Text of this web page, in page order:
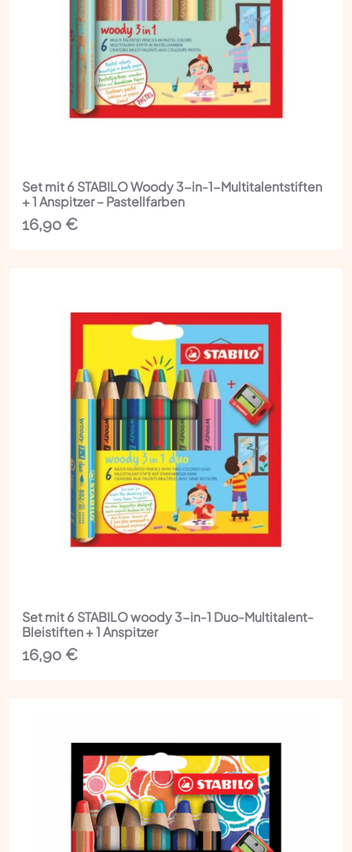
Set mit 6 STABILO Woody 3-in-1-Multitalentstiften
+ 1 Anspitzer – Pastellfarben
16,90 €
Set mit 6 STABILO woody 3-in-1 Duo-Multitalent-
Bleistiften + 1 Anspitzer
16,90 €